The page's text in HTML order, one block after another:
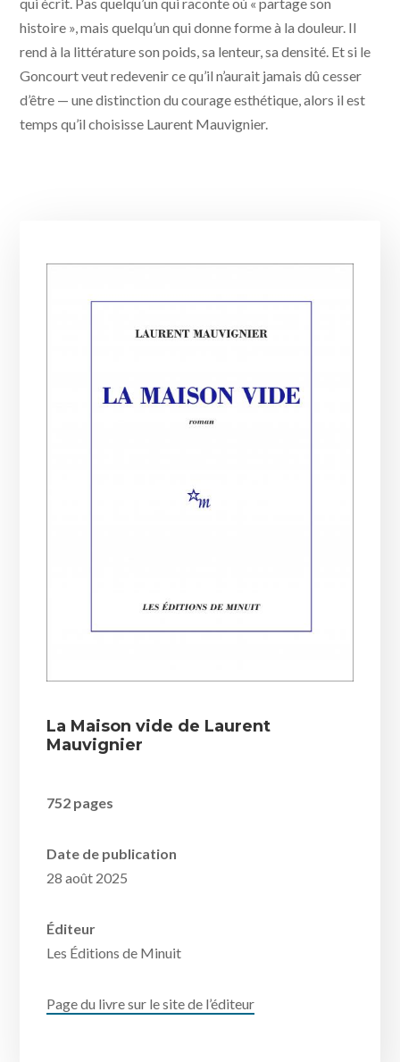
qui écrit. Pas quelqu’un qui raconte où « partage son
histoire », mais quelqu’un qui donne forme à la douleur. Il
rend à la littérature son poids, sa lenteur, sa densité. Et si le
Goncourt veut redevenir ce qu’il n’aurait jamais dû cesser
d’être — une distinction du courage esthétique, alors il est
temps qu’il choisisse Laurent Mauvignier.
La Maison vide de Laurent
Mauvignier
752 pages
Date de publication
28 août 2025
Éditeur
Les Éditions de Minuit
Page du livre sur le site de l’éditeur